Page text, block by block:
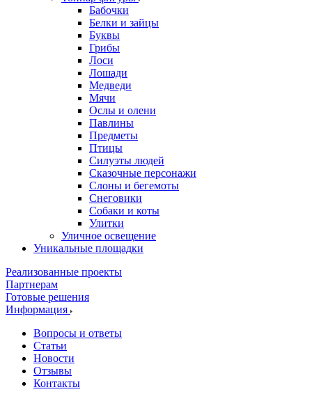
Бабочки
Белки и зайцы
Буквы
Грибы
Лоси
Лошади
Медведи
Мячи
Ослы и олени
Павлины
Предметы
Птицы
Силуэты людей
Сказочные персонажи
Слоны и бегемоты
Снеговики
Собаки и коты
Улитки
Уличное освещение
Уникальные площадки
Реализованные проекты
Партнерам
Готовые решения
Информация
Вопросы и ответы
Статьи
Новости
Отзывы
Контакты